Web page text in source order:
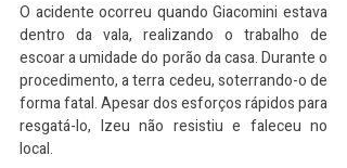
O acidente ocorreu quando Giacomini estava
dentro da vala, realizando o trabalho de
escoar a umidade do porão da casa. Durante o
procedimento, a terra cedeu, soterrando-o de
forma fatal. Apesar dos esforços rápidos para
resgatá-lo, Izeu não resistiu e faleceu no
local.